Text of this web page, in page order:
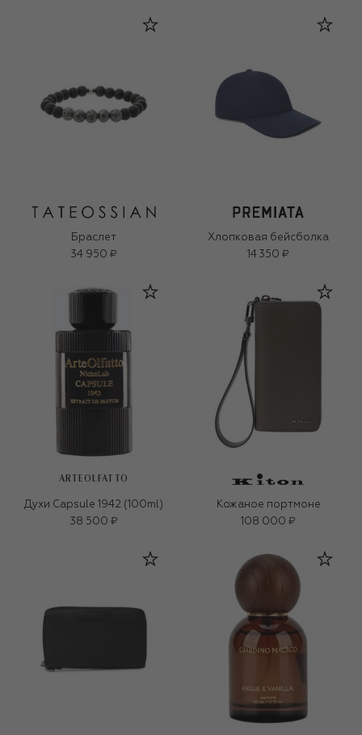
Браслет
34 950 ₽
Хлопковая бейсболка
14 350 ₽
ARTEOLFATTO
Духи Capsule 1942 (100ml)
38 500 ₽
Кожаное портмоне
108 000 ₽